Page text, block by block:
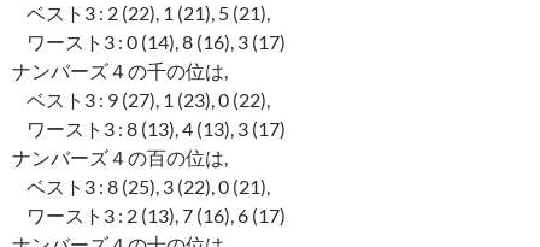
ベスト3 : 2 (22), 1 (21), 5 (21),
ワースト3 : 0 (14), 8 (16), 3 (17)
ナンバーズ４の千の位は,
ベスト3 : 9 (27), 1 (23), 0 (22),
ワースト3 : 8 (13), 4 (13), 3 (17)
ナンバーズ４の百の位は,
ベスト3 : 8 (25), 3 (22), 0 (21),
ワースト3 : 2 (13), 7 (16), 6 (17)